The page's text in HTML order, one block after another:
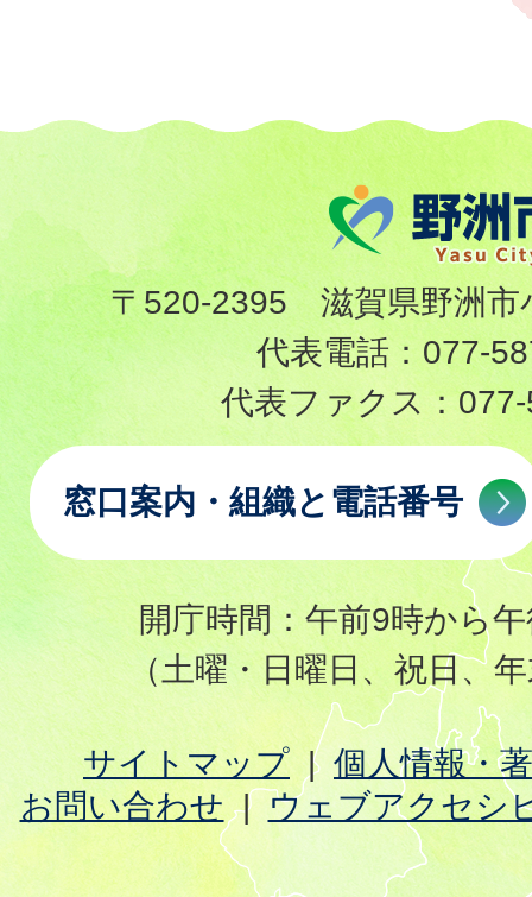
〒520-2395 滋賀県野洲市
代表電話： 077-
代表ファクス：
窓口案内・組織と電話番号
開庁時間：午前9時から
（土曜・日曜日、祝日、
サイトマップ
個人情報・
お問い合わせ
ウェブアクセシ